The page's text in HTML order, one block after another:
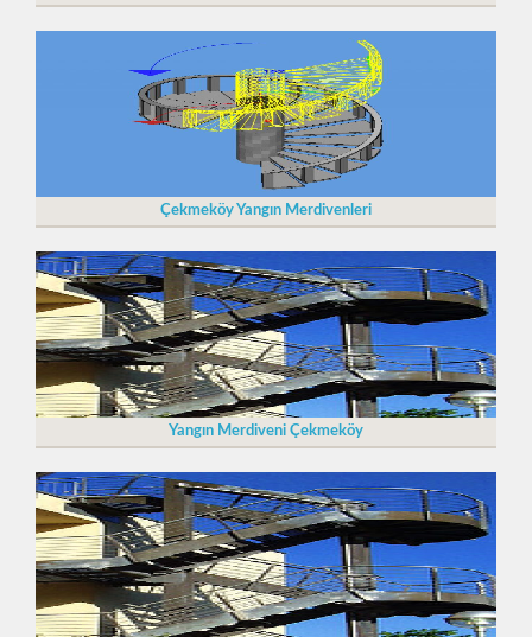
Çekmeköy Yangın Merdivenleri
Yangın Merdiveni Çekmeköy